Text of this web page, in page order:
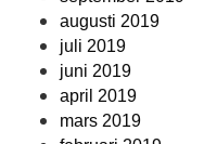
augusti 2019
juli 2019
juni 2019
april 2019
mars 2019